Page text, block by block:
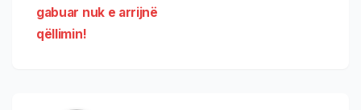
gabuar nuk e arrijnë
qëllimin!